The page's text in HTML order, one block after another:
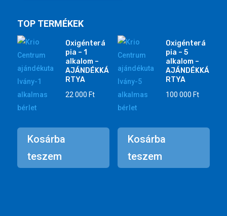
TOP TERMÉKEK
Oxigénterá
pia – 1
alkalom –
AJÁNDÉKKÁ
RTYA
22 000 Ft
Kosárba
teszem
Oxigénterá
pia – 5
alkalom –
AJÁNDÉKKÁ
RTYA
100 000 Ft
Kosárba
teszem